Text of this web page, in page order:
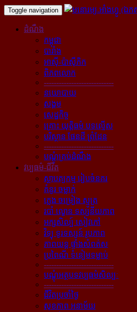
Toggle navigation
ដំណឹង
កម្ពុជា
បារាំង
អាស៊ី-ប៉ាស៊ីភិក
ពិភពលោក
----------------------------
នយោបាយ
សង្គម
សេដ្ឋកិច្ច
គ្រោះ យុត្តិធម៌ បទល្មើស
បរិស្ថាន ផែនដី ព្រំដែន
----------------------------
បណ្ដុំគ្រប់ដំណឹង
វប្បធម៌-ជីវិត
ស្ថាបត្យកម្ម រៀបចំនគរ
គំនូរ ចម្លាក់
ភ្លេង ចម្រៀង ស្មូត្រ
របាំ ល្ខោន ទស្សនីយភាព
អក្សសិល្ប៍ សៀវភៅ
វិទ្យុ ទូរទស្សន៍ រូបភាព
ភាពយន្ដ ផ្ទាំងសំពត់ស
ប្រពៃណី ទំនៀមទម្លាប់
----------------------------
បណ្ដុំអត្ថបទវប្បធម៌សិល្បៈ
----------------------------
ជីវិតប្រចាំថ្ងៃ
សុខភាព អនាម័យ